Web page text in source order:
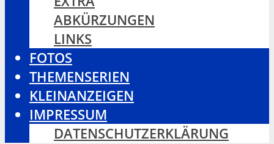
ABKÜRZUNGEN
LINKS
FOTOS
THEMENSERIEN
KLEINANZEIGEN
IMPRESSUM
DATENSCHUTZERKLÄRUNG